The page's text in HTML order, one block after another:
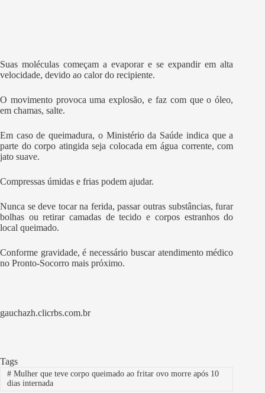
Suas moléculas começam a evaporar e se expandir em alta
velocidade, devido ao calor do recipiente.
O movimento provoca uma explosão, e faz com que o óleo,
em chamas, salte.
Em caso de queimadura, o Ministério da Saúde indica que a
parte do corpo atingida seja colocada em água corrente, com
jato suave.
Compressas úmidas e frias podem ajudar.
Nunca se deve tocar na ferida, passar outras substâncias, furar
bolhas ou retirar camadas de tecido e corpos estranhos do
local queimado.
Conforme gravidade, é necessário buscar atendimento médico
no Pronto-Socorro mais próximo.
gauchazh.clicrbs.com.br
Tags
#Mulher que teve corpo queimado ao fritar ovo morre após 10
dias internada